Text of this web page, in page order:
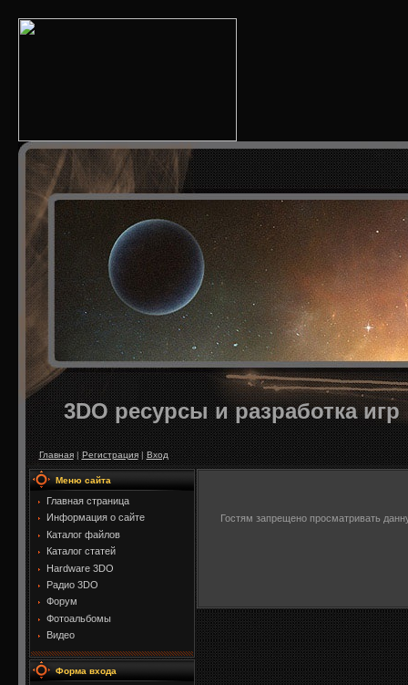
3DO ресурсы и разработка игр
Главная|Регистрация|Вход
Меню сайта
Главная страница
Информация о сайте
Каталог файлов
Каталог статей
Hardware 3DO
Радио 3DO
Форум
Фотоальбомы
Видео
Форма входа
Гостям запрещено просматривать